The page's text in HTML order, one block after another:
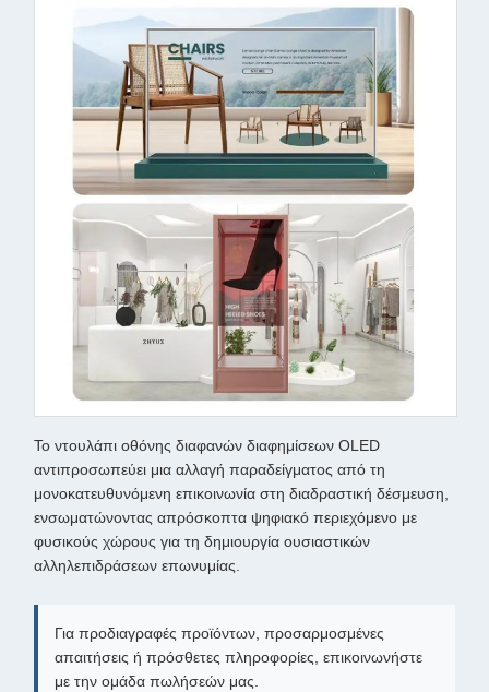
Το ντουλάπι οθόνης διαφανών διαφημίσεων OLED
αντιπροσωπεύει μια αλλαγή παραδείγματος από τη
μονοκατευθυνόμενη επικοινωνία στη διαδραστική δέσμευση,
ενσωματώνοντας απρόσκοπτα ψηφιακό περιεχόμενο με
φυσικούς χώρους για τη δημιουργία ουσιαστικών
αλληλεπιδράσεων επωνυμίας.
Για προδιαγραφές προϊόντων, προσαρμοσμένες
απαιτήσεις ή πρόσθετες πληροφορίες, επικοινωνήστε
με την ομάδα πωλήσεών μας.